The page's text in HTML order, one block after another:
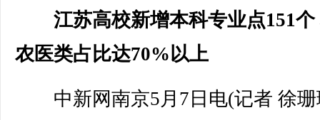
江苏高校新增本科专业点151个
农医类占比达70%以上
中新网南京5月7日电(记者 徐珊